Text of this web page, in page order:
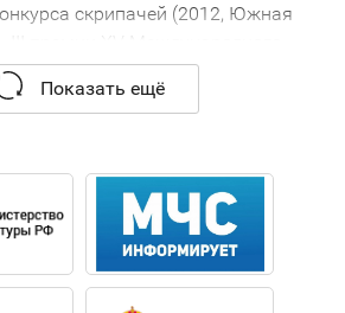
скрипачей (2012, Южная
III премии XV Международного
Чайковского (Москва, 2015).
Шостаковича, где оркестр и
усилиями создавали
томительной напряженности»
«Замечательно себя показал
трех турах — ярчайший
Показать ещё